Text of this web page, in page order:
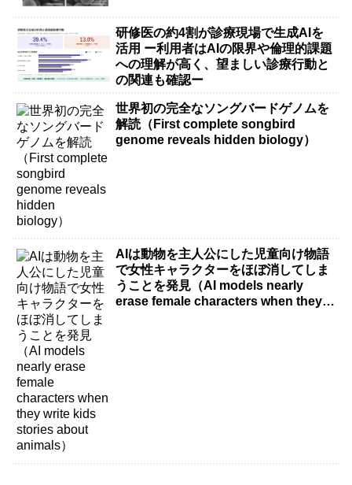
研修医の約4割が診療現場で生成AIを
活用 ー利用者はAIの限界や倫理的課題
への理解が高く、望ましい診療行動と
の関連も確認ー
世界初の完全なソングバードゲノムを
解読（First complete songbird
genome reveals hidden biology）
AIは動物を主人公にした児童向け物語
で女性キャラクターをほぼ消してしま
うことを発見（AI models nearly
erase female characters when they